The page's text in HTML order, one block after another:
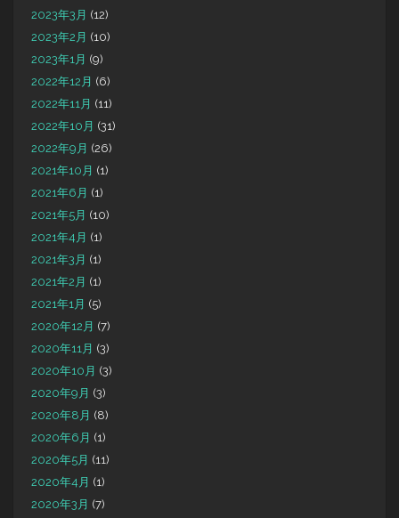
2023年3月 (12)
2023年2月 (10)
2023年1月 (9)
2022年12月 (6)
2022年11月 (11)
2022年10月 (31)
2022年9月 (26)
2021年10月 (1)
2021年6月 (1)
2021年5月 (10)
2021年4月 (1)
2021年3月 (1)
2021年2月 (1)
2021年1月 (5)
2020年12月 (7)
2020年11月 (3)
2020年10月 (3)
2020年9月 (3)
2020年8月 (8)
2020年6月 (1)
2020年5月 (11)
2020年4月 (1)
2020年3月 (7)